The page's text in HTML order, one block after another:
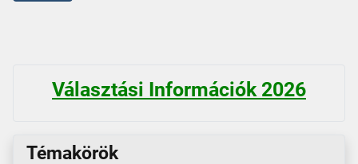
Választási Információk 2026
Témakörök